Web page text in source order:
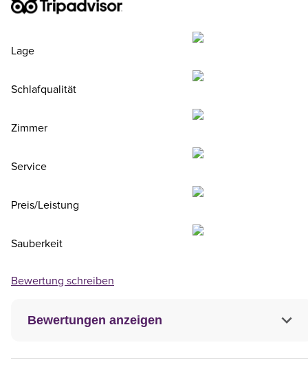
Bewertungen anzeigen
Lage
Schlafqualität
Zimmer
Service
Preis/Leistung
Sauberkeit
Bewertung schreiben